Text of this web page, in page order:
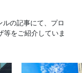
ルの記事にて、プロ
等をご紹介していま